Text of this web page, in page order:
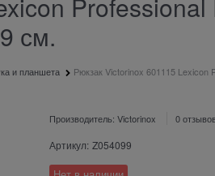
см.
и планшета Рюкзак Victorinox 601115 Lexicon
Производитель: Victorinox 0
Артикул: Z054099